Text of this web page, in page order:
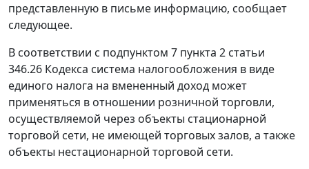
представленную в письме информацию, сообщает
следующее.
В соответствии с подпунктом 7 пункта 2 статьи
346.26 Кодекса система налогообложения в виде
единого налога на вмененный доход может
применяться в отношении розничной торговли,
осуществляемой через объекты стационарной
торговой сети, не имеющей торговых залов, а также
объекты нестационарной торговой сети.